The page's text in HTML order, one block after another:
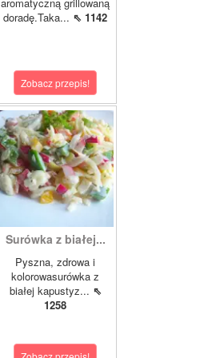
aromatyczną grillowaną
doradę.Taka... ⇖ 1142
Zobacz przepis!
Surówka z białej...
Pyszna, zdrowa i
kolorowasurówka z
białej kapustyz... ⇖
1258